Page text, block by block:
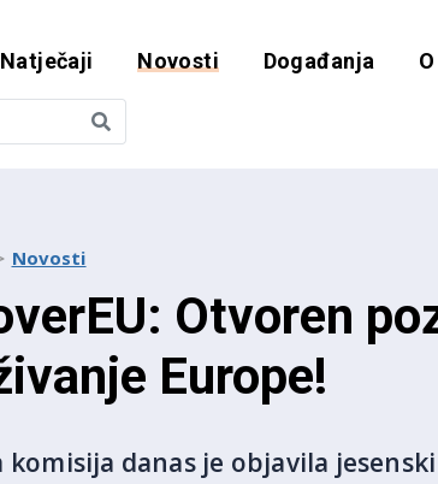
mobilnost i
Natječaji Novosti Događanja
Novosti
Otvoren
Europe!
komisija danas je objavila